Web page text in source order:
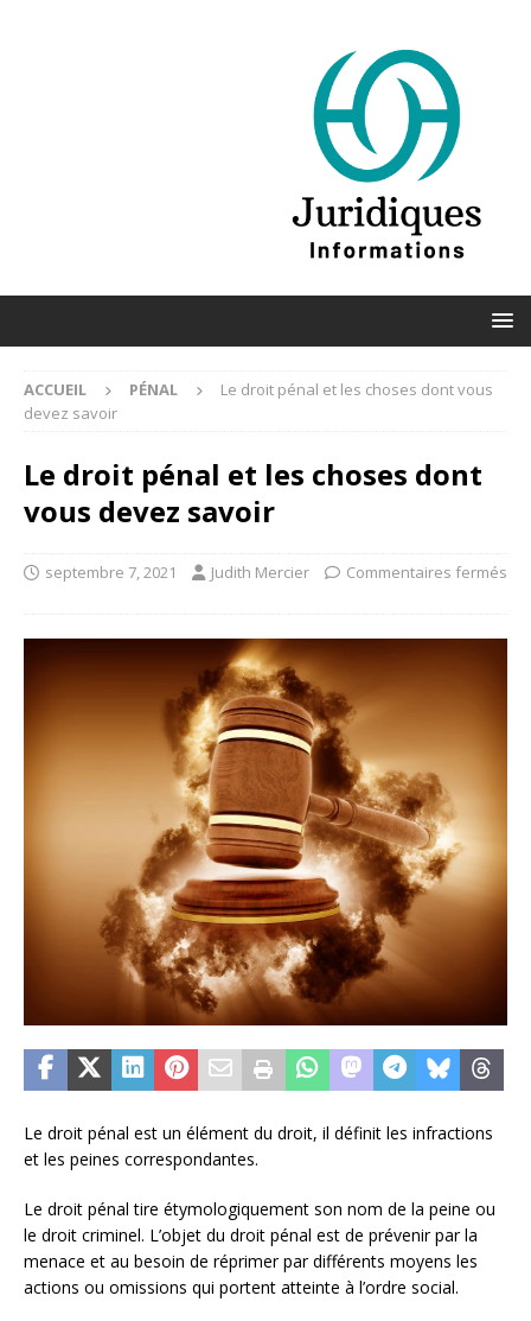
ACCUEIL PÉNAL
Le droit pénal et les choses dont vous
devez savoir
Le droit pénal et les choses dont
vous devez savoir
septembre 7, 2021 Judith Mercier Commentaires fermés
Le droit pénal est un élément du droit, il définit les infractions
et les peines correspondantes.
Le droit pénal tire étymologiquement son nom de la peine ou
le droit criminel. L’objet du droit pénal est de prévenir par la
menace et au besoin de réprimer par différents moyens les
actions ou omissions qui portent atteinte à l’ordre social.